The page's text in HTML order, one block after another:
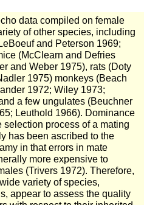
data compiled on female
of other species, including
and Peterson 1969;
(McClearn and Defries
and Weber 1975), rats (Doty
1975) monkeys (Beach
1972; Wiley 1973;
a few ungulates (Beuchner
Leuthold 1966). Dominance
selection process of a mating
has been ascribed to the
in that errors in mate
more expensive to
(Trivers 1972). Therefore,
variety of species,
appear to assess the quality